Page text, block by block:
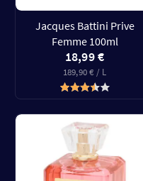
Jacques Battini Prive
Femme 100ml
18,99 €
189,90 € / L